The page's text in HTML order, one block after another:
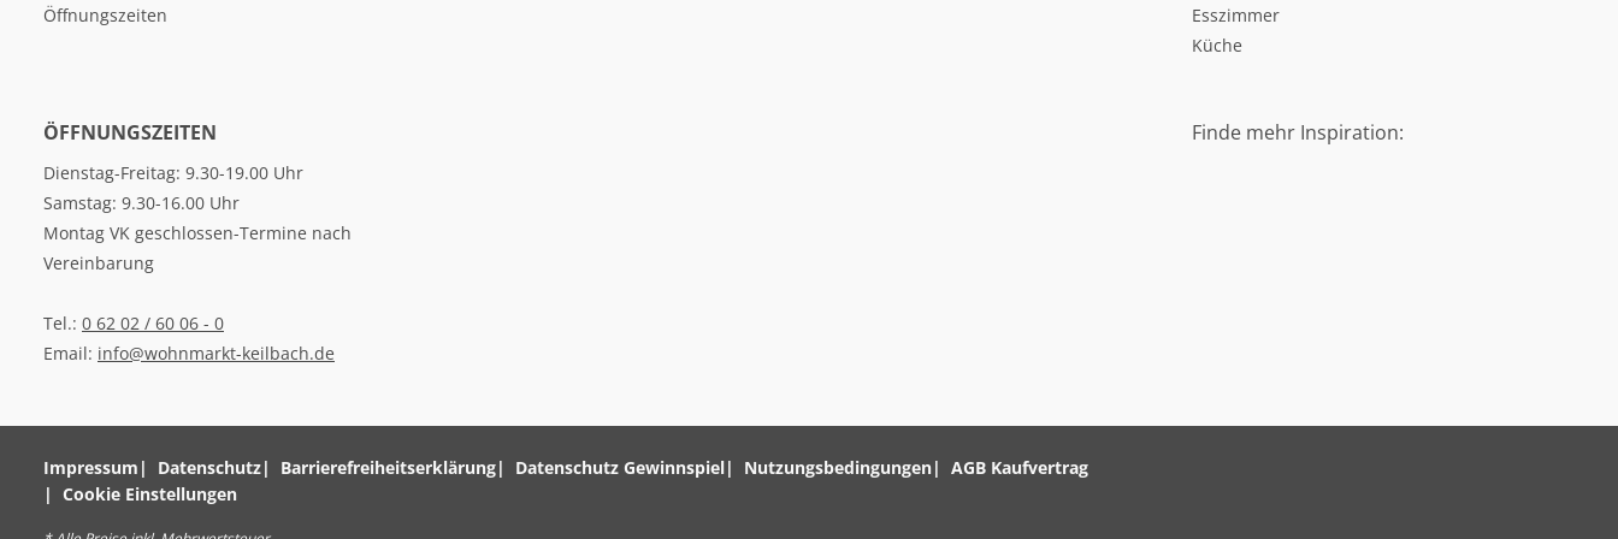
Öffnungszeiten
Esszimmer
Küche
ÖFFNUNGSZEITEN
Dienstag-Freitag: 9.30-19.00 Uhr
Samstag: 9.30-16.00 Uhr
Montag VK geschlossen-Termine nach
Vereinbarung
Tel.: 0 62 02 / 60 06 - 0
Email: info@wohnmarkt-keilbach.de
Finde mehr Inspiration:
Impressum Datenschutz Barrierefreiheitserklärung Datenschutz Gewinnspiel Nutzungsbedingungen
AGB Kaufvertrag
Cookie Einstellungen